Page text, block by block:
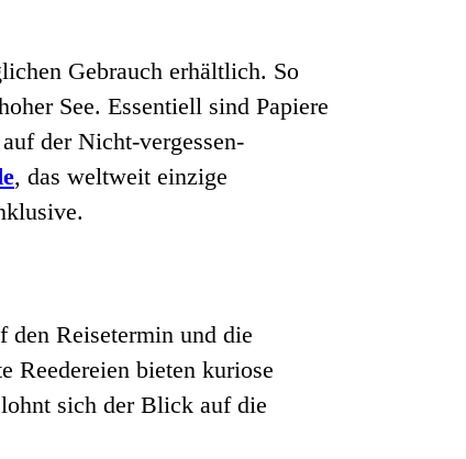
Gebrauch erhältlich. So
See. Essentiell sind Papiere
der Nicht-vergessen-
, das weltweit einzige
Reisetermin und die
Reedereien bieten kuriose
sich der Blick auf die